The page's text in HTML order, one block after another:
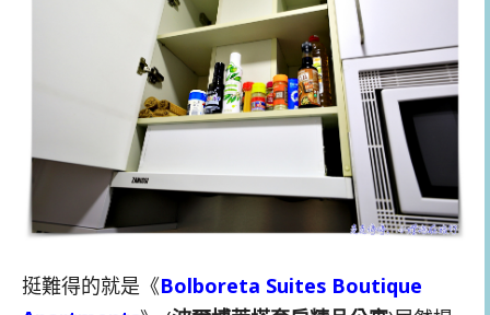
挺難得的就是《Bolboreta Suites Boutique